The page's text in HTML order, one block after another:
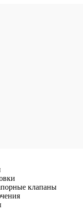
клапаны